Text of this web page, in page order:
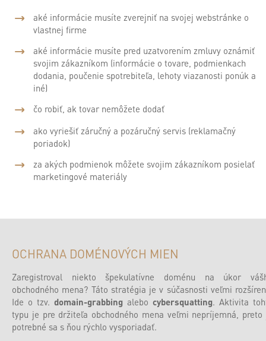
aké informácie musíte zverejniť na svojej webstránke o
vlastnej firme
aké informácie musíte pred uzatvorením zmluvy oznámiť
svojim zákazníkom (informácie o tovare, podmienkach
dodania, poučenie spotrebiteľa, lehoty viazanosti ponúk a
iné)
čo robiť, ak tovar nemôžete dodať
ako vyriešiť záručný a pozáručný servis (reklamačný
poriadok)
za akých podmienok môžete svojim zákazníkom posielať
marketingové materiály
OCHRANA DOMÉNOVÝCH MIEN
Zaregistroval niekto špekulatívne doménu na úkor
obchodného mena? Táto stratégia je v súčasnosti veľmi
Ide o tzv. domain-grabbing alebo cybersquatting. Aktivita
typu je pre držiteľa obchodného mena veľmi nepríjemná, preto
potrebné sa s ňou rýchlo vysporiadať.